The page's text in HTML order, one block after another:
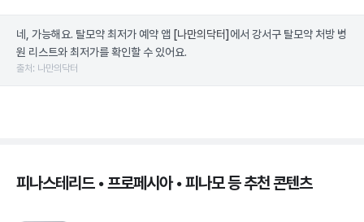
네, 가능해요. 탈모약 최저가 예약 앱 [나만의닥터] 에서 강서구 탈모약 처방 병
원 리스트와 최저가를 확인할 수 있어요.
출처: 나만의닥터
피나스테리드 • 프로페시아 • 피나모 등 추천 콘텐츠